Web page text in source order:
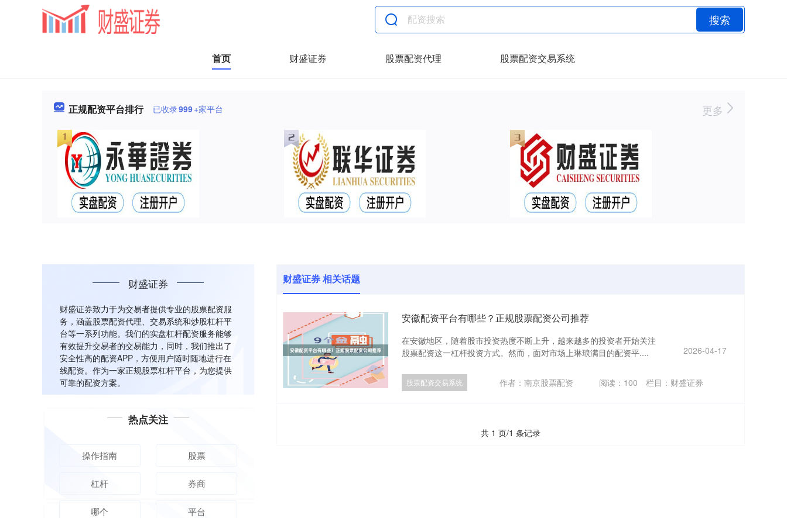
搜索
首页 财盛证券 股票配资代理 股票配资交易系统
正规配资平台排行 已收录999+家平台 更多
财盛证券 相关话题
安徽配资平台有哪些？正规股票配资公司推荐
在安徽地区，随着股市投资热度不断上升，越来越多的投资者开始关注
股票配资这一杠杆投资方式。然而，面对市场上琳琅满目的配资平....
2026-04-17
股票配资交易系统 作者：南京股票配资 阅读： 100 栏目： 财盛证券
共 1 页/1 条记录
财盛证券
财盛证券致力于为交易者提供专业的股票配资服
务，涵盖股票配资代理、交易系统和炒股杠杆平
台等一系列功能。我们的实盘杠杆配资服务能够
有效提升交易者的交易能力，同时，我们推出了
安全性高的配资APP，方便用户随时随地进行在
线配资。作为一家正规股票杠杆平台，为您提供
可靠的配资方案。
热点关注
操作指南 股票
杠杆 券商
哪个 平台